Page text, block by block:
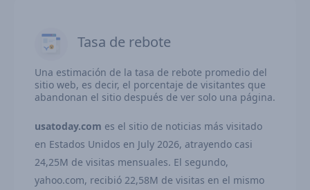
Tasa de rebote
Una estimación de la tasa de rebote promedio del
sitio web, es decir, el porcentaje de visitantes que
abandonan el sitio después de ver solo una página.
usatoday.com es el sitio de noticias más visitado
en Estados Unidos en July 2026, atrayendo casi
24,25M de visitas mensuales. El segundo,
yahoo.com, recibió 22,58M de visitas en el mismo